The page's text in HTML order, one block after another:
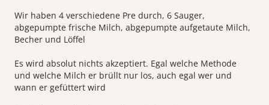
Wir haben 4 verschiedene Pre durch, 6 Sauger,
abgepumpte frische Milch, abgepumpte aufgetaute Milch,
Becher und Löffel
Es wird absolut nichts akzeptiert. Egal welche Methode
und welche Milch er brüllt nur los, auch egal wer und
wann er gefüttert wird